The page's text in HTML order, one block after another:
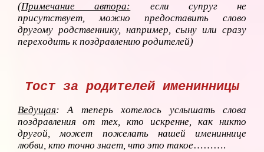
(Примечание автора: если супруг не
присутствует, можно предоставить слово
другому родственнику, например, сыну или сразу
переходить к поздравлению родителей)
Тост за родителей именинницы
Ведущая: А теперь хотелось услышать слова
поздравления от тех, кто искренне, как никто
другой, может пожелать нашей имениннице
любви, кто точно знает, что это такое……….